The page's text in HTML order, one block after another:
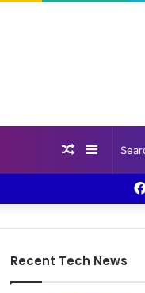
Sidebar
Random
Recent Tech News